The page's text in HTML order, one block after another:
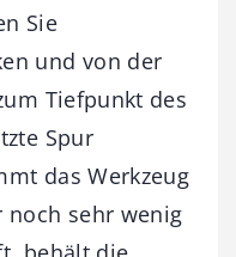
Sie
und von der
Tiefpunkt des
Spur
das Werkzeug
noch sehr wenig